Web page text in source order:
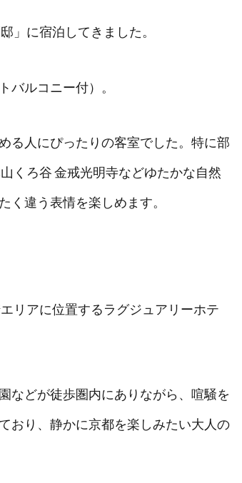
」に宿泊してきました。
バルコニー付）。
る人にぴったりの客室でした。特に部
くろ谷 金戒光明寺などゆたかな自然
く違う表情を楽しめます。
リアに位置するラグジュアリーホテ
などが徒歩圏内にありながら、喧騒を
おり、静かに京都を楽しみたい大人の